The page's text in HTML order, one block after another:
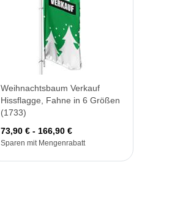
Weihnachtsbaum Verkauf
Hissflagge, Fahne in 6 Größen
(1733)
73,90 € - 166,90 €
Sparen mit Mengenrabatt